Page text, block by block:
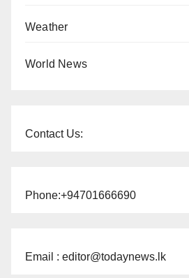
Weather
World News
Contact Us:
Phone:+94701666690
Email : editor@todaynews.lk